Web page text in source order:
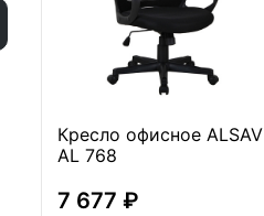
Кресло офисное ALSAV
AL 768
7 677 ₽